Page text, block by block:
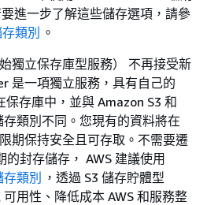
進一步了解這些儲存選項，請參
類別 。
獨立保存庫型服務） 不再接受新
是一項獨立服務，具有自己的
保存庫中，並與 Amazon S3 和
類別不同。您現有的資料將在
期保持安全且可存取。不需要遷
封存儲存， AWS 建議使用
類別
，透過 S3 儲存貯體型
可用性、降低成本 AWS 和服務整